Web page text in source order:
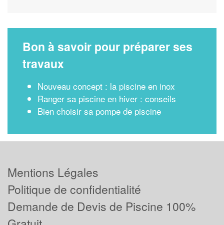
Bon à savoir pour préparer ses
travaux
Nouveau concept : la piscine en inox
Ranger sa piscine en hiver : conseils
Bien choisir sa pompe de piscine
Mentions Légales
Politique de confidentialité
Demande de Devis de Piscine 100%